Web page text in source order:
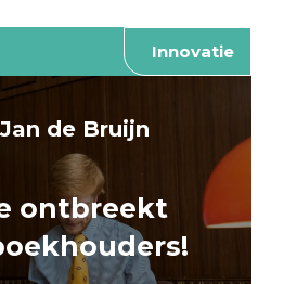
Innovatie
de Bruijn
ontbreekt